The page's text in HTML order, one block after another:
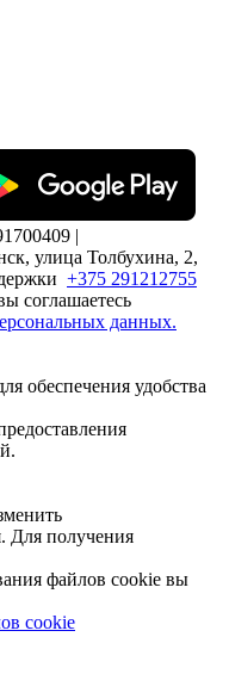
|
улица Толбухина, 2,
+375 291212755
соглашаетесь
данных.
обеспечения удобства
Для получения
файлов cookie вы
cookie